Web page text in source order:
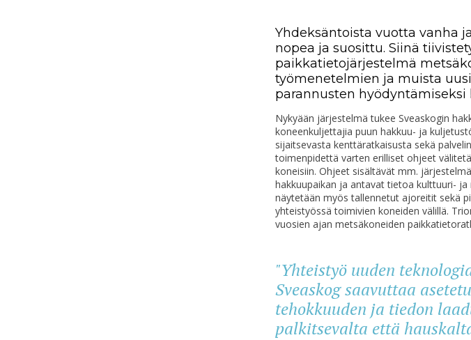
Yhdeksäntoista vuotta vanha ja
nopea ja suosittu. Siinä
paikkatietojärjestelmä
työmenetelmien ja muista
parannusten hyödyntämiseksi
Nykyään järjestelmä tukee Sveaskogin
koneenkuljettajia puun hakkuu- ja
sijaitsevasta kenttäratkaisusta sekä
toimenpidettä varten erilliset ohjeet
koneisiin. Ohjeet sisältävät mm.
hakkuupaikan ja antavat tietoa kulttuuri-
näytetään myöstallennetutajoreitit sekä
yhteistyössä toimivien koneiden välillä.
vuosien ajan metsäkoneiden
"Yhteistyö uuden
Sveaskogsaavuttaa
tehokkuuden ja tiedon
palkitsevalta että